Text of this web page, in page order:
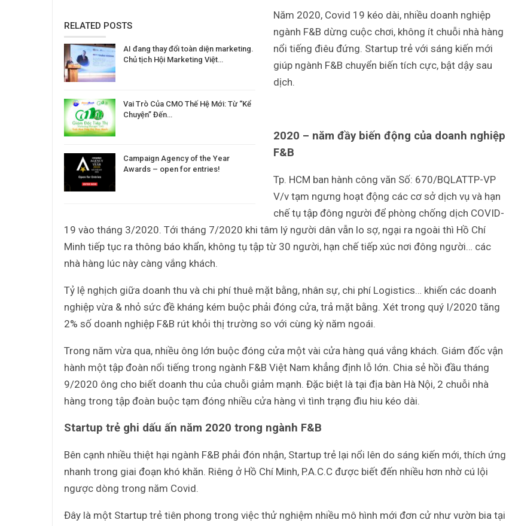
RELATED POSTS
AI đang thay đổi toàn diện marketing.
Chủ tịch Hội Marketing Việt…
Vai Trò Của CMO Thế Hệ Mới: Từ “Kể
Chuyện” Đến…
Campaign Agency of the Year
Awards – open for entries!
Năm 2020, Covid 19 kéo dài, nhiều doanh nghiệp
ngành F&B dừng cuộc chơi, không ít chuỗi nhà hàng
nổi tiếng điêu đứng. Startup trẻ với sáng kiến mới
giúp ngành F&B chuyển biến tích cực, bật dậy sau
dịch.
2020 – năm đầy biến động của doanh nghiệp
F&B
Tp. HCM ban hành công văn Số: 670/BQLATTP-VP
V/v tạm ngưng hoạt động các cơ sở dịch vụ và hạn
chế tụ tập đông người để phòng chống dịch COVID-
19 vào tháng 3/2020. Tới tháng 7/2020 khi tâm lý người dân vẫn lo sợ, ngại ra ngoài thì Hồ Chí
Minh tiếp tục ra thông báo khẩn, không tụ tập từ 30 người, hạn chế tiếp xúc nơi đông người… các
nhà hàng lúc này càng vắng khách.
Tỷ lệ nghịch giữa doanh thu và chi phí thuê mặt bằng, nhân sự, chi phí Logistics… khiến các doanh
nghiệp vừa & nhỏ sức đề kháng kém buộc phải đóng cửa, trả mặt bằng. Xét trong quý I/2020 tăng
2% số doanh nghiệp F&B rút khỏi thị trường so với cùng kỳ năm ngoái.
Trong năm vừa qua, nhiều ông lớn buộc đóng cửa một vài cửa hàng quá vắng khách. Giám đốc vận
hành một tập đoàn nổi tiếng trong ngành F&B Việt Nam khẳng định lỗ lớn. Chia sẻ hồi đầu tháng
9/2020 ông cho biết doanh thu của chuỗi giảm mạnh. Đặc biệt là tại địa bàn Hà Nội, 2 chuỗi nhà
hàng trong tập đoàn buộc tạm đóng nhiều cửa hàng vì tình trạng đìu hiu kéo dài.
Startup trẻ ghi dấu ấn năm 2020 trong ngành F&B
Bên cạnh nhiều thiệt hại ngành F&B phải đón nhận, Startup trẻ lại nổi lên do sáng kiến mới, thích ứng
nhanh trong giai đoạn khó khăn. Riêng ở Hồ Chí Minh, P.A.C.C được biết đến nhiều hơn nhờ cú lội
ngược dòng trong năm Covid.
Đây là một Startup trẻ tiên phong trong việc thử nghiệm nhiều mô hình mới đơn cử như vườn bia tại